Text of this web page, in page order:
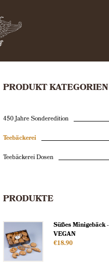
PRODUKT KATEGORIEN
450 Jahre Sonderedition
Teebäckerei
Teebäckerei Dosen
PRODUKTE
Süßes Minigebäck -
VEGAN
€18.90